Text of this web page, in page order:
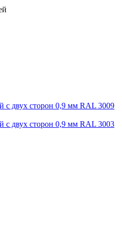
двух сторон 0,9 мм RAL 3009
двух сторон 0,9 мм RAL 3003